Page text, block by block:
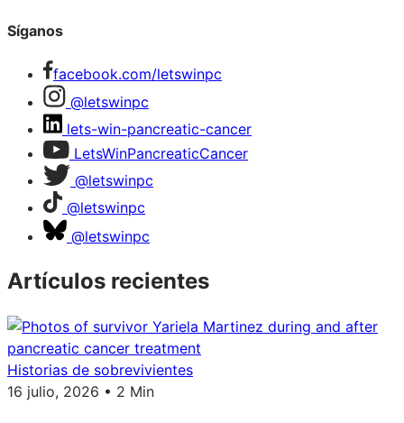
Síganos
facebook.com/letswinpc
@letswinpc
lets-win-pancreatic-cancer
LetsWinPancreaticCancer
@letswinpc
@letswinpc
@letswinpc
Artículos recientes
Historias de sobrevivientes
16 julio, 2026 • 2 Min